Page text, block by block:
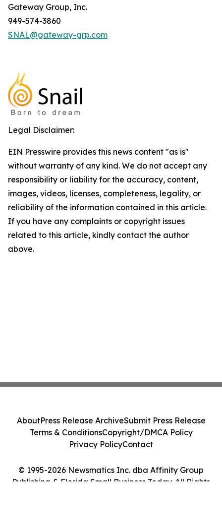
Gateway Group, Inc.
949-574-3860
SNAL@gateway-grp.com
Legal Disclaimer:
EIN Presswire provides this news content "as is"
without warranty of any kind. We do not accept any
responsibility or liability for the accuracy, content,
images, videos, licenses, completeness, legality, or
reliability of the information contained in this article.
If you have any complaints or copyright issues
related to this article, kindly contact the author
above.
© 1995-2026 Newsmatics Inc. dba Affinity Group
Publishing & Florida Small Business Today. All Rights
AboutPress Release ArchiveSubmit Press Release
Terms & ConditionsCopyright/DMCA Policy
Privacy PolicyContact